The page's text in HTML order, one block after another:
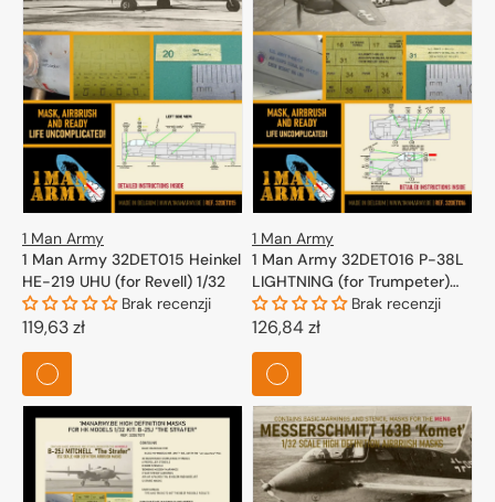
1 Man Army
1 Man Army 32DET015 Heinkel
HE-219 UHU (for Revell) 1/32
Brak recenzji
Cena
regularna
119,63 zł
1 Man Army
1 Man Army 32DET016 P-38L
LIGHTNING (for Trumpeter)
1/32
Brak recenzji
Cena
regularna
126,84 zł